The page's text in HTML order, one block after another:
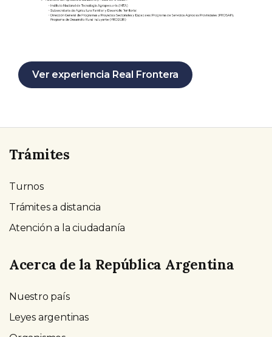
Ver experiencia Real Frontera
Trámites
Turnos
Trámites a distancia
Atención a la ciudadanía
Acerca de la República Argentina
Nuestro país
Leyes argentinas